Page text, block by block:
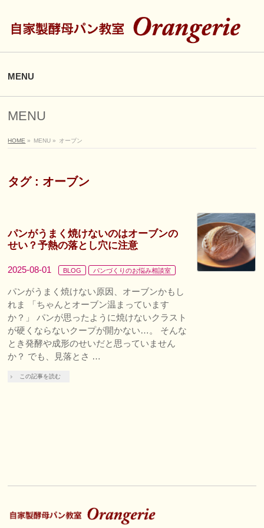
MENU
MENU
HOME » MENU » オーブン
タグ : オーブン
パンがうまく焼けないのはオーブンの
せい？予熱の落とし穴に注意
2025-08-01 BLOG パンづくりのお悩み相談室
パンがうまく焼けない原因、オーブンかもし
れま 「ちゃんとオーブン温まっています
か？」 パンが思ったように焼けないクラスト
が硬くならないクープが開かない…。 そんな
とき発酵や成形のせいだと思っていません
か？ でも、見落とさ …
この記事を読む